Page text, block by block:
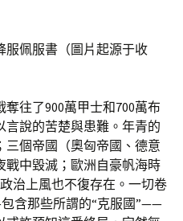
服佩服書（圖片起源于收
往了900萬甲士和700萬布
說的苦楚與患難。年青的
個帝國（奧匈帝國、德意
戰中毀滅；歐洲自豪帆海時
治上風也不復存在。一切卷
含那些所謂的“克服國”——